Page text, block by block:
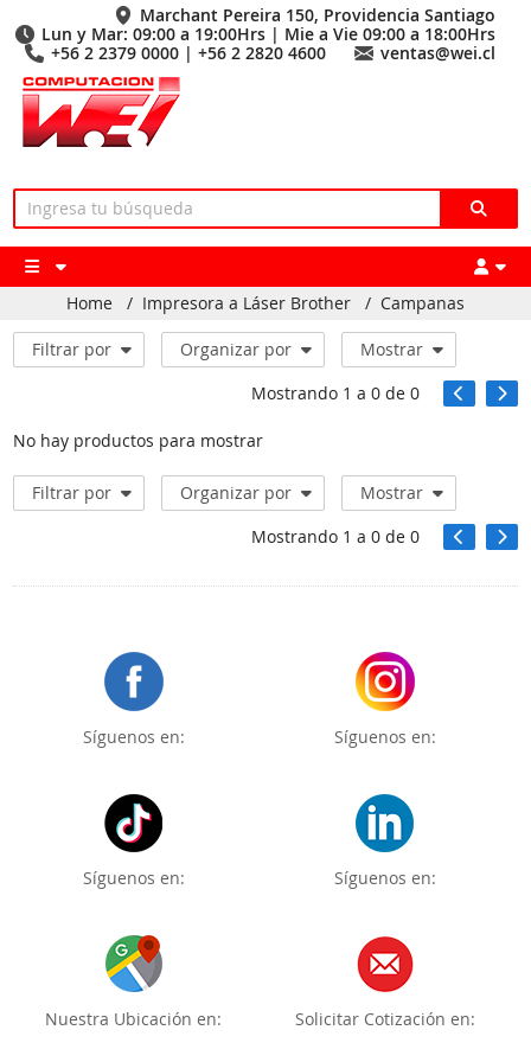
Marchant Pereira 150, Providencia Santiago
Lun y Mar: 09:00 a 19:00Hrs | Mie a Vie 09:00 a 18:00Hrs
+56 2 2379 0000 | +56 2 2820 4600
ventas@wei.cl
Home / Impresora a Láser Brother / Campanas
Filtrar por Organizar por
Mostrar
Mostrando 1 a 0de 0
No hay productos para mostrar
Filtrar por Organizar por
Mostrar
Mostrando 1 a 0de 0
Síguenos en: Síguenos en:
Síguenos en: Síguenos en:
Nuestra Ubicación en: Solicitar Cotización en: